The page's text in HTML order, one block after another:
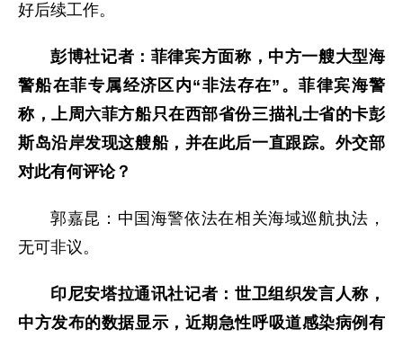
好后续工作。
彭博社记者：菲律宾方面称，中方一艘大型海
警船在菲专属经济区内“非法存在”。菲律宾海警
称，上周六菲方船只在西部省份三描礼士省的卡彭
斯岛沿岸发现这艘船，并在此后一直跟踪。外交部
对此有何评论？
郭嘉昆：中国海警依法在相关海域巡航执法，
无可非议。
印尼安塔拉通讯社记者：世卫组织发言人称，
中方发布的数据显示，近期急性呼吸道感染病例有